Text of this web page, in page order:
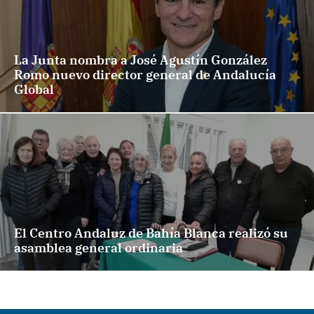
La Junta nombra a José Agustín González
Romo nuevo director general de Andalucía
Global
El Centro Andaluz de Bahía Blanca realizó su
asamblea general ordinaria